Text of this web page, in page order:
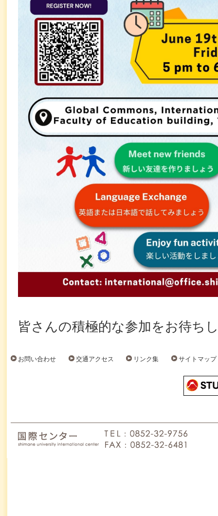
皆さんの積極的な参加をお待ち
お問い合わせ 交通アクセス リンク集 サイトマップ